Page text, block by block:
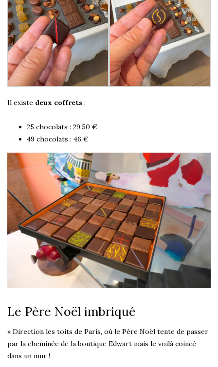
Il existe deux coffrets :
25 chocolats : 29,50 €
49 chocolats : 46 €
Le Père Noël imbriqué
« Direction les toits de Paris, où le Père Noël tente de passer
par la cheminée de la boutique Edwart mais le voilà coincé
dans un mur !